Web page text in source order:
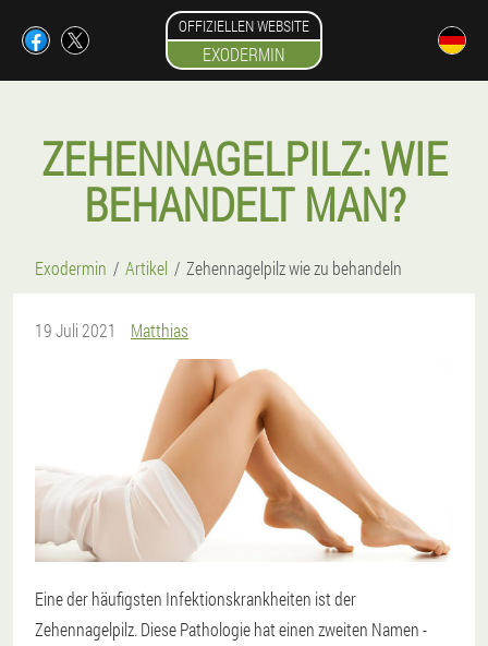
OFFIZIELLEN WEBSITE
EXODERMIN
ZEHENNAGELPILZ: WIE
BEHANDELT MAN?
Exodermin Artikel Zehennagelpilz wie zu behandeln
19 Juli 2021 Matthias
Eine der häufigsten Infektionskrankheiten ist der
Zehennagelpilz. Diese Pathologie hat einen zweiten Namen -